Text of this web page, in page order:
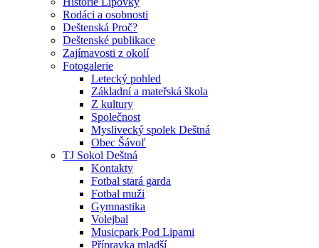
Rodáci a osobnosti
Deštenská Proč?
Deštenské publikace
Zajímavosti z okolí
Fotogalerie
Letecký pohled
Základní a mateřská škola
Z kultury
Společnost
Myslivecký spolek Deštná
Obec Šávoľ
TJ Sokol Deštná
Kontakty
Fotbal stará garda
Fotbal muži
Gymnastika
Volejbal
Musicpark Pod Lipami
Přípravka mladší